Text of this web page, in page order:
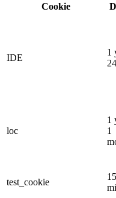
Cookie
IDE
1
loc
1
1
test_cookie
15